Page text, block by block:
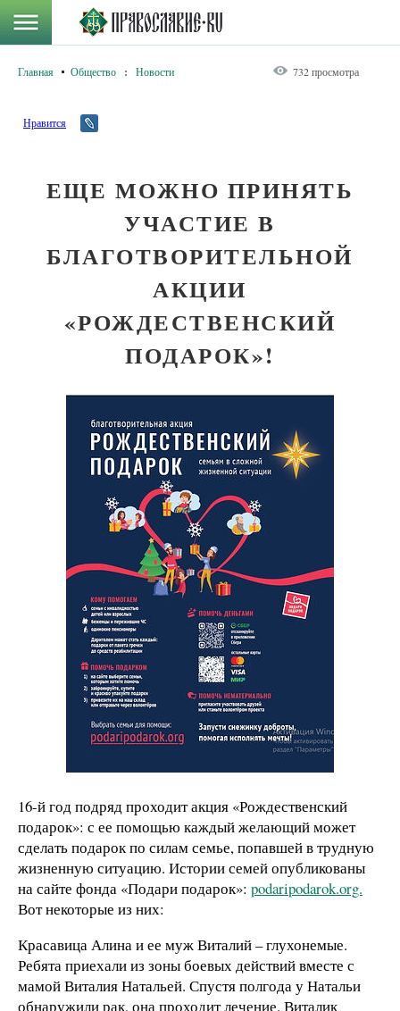
Главная Общество : Новости 732 просмотра
Нравится
ЕЩЕ МОЖНО ПРИНЯТЬ
УЧАСТИЕ В
БЛАГОТВОРИТЕЛЬНОЙ
АКЦИИ
«РОЖДЕСТВЕНСКИЙ
ПОДАРОК»!
16-й год подряд проходит акция «Рождественский
подарок»: с ее помощью каждый желающий может
сделать подарок по силам семье, попавшей в трудную
жизненную ситуацию. Истории семей опубликованы
на сайте фонда «Подари подарок»: podaripodarok.org.
Вот некоторые из них:
Красавица Алина и ее муж Виталий – глухонемые.
Ребята приехали из зоны боевых действий вместе с
мамой Виталия Натальей. Спустя полгода у Натальи
обнаружили рак, она проходит лечение. Виталик